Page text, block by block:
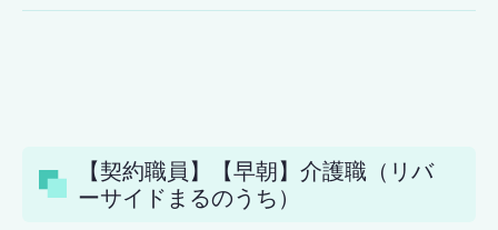
【契約職員】【早朝】介護職（リバ
ーサイドまるのうち）